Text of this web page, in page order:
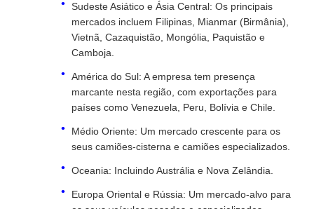
Sudeste Asiático e Ásia Central: Os principais
mercados incluem Filipinas, Mianmar (Birmânia),
Vietnã, Cazaquistão, Mongólia, Paquistão e
Camboja.
América do Sul: A empresa tem presença
marcante nesta região, com exportações para
países como Venezuela, Peru, Bolívia e Chile.
Médio Oriente: Um mercado crescente para os
seus camiões-cisterna e camiões especializados.
Oceania: Incluindo Austrália e Nova Zelândia.
Europa Oriental e Rússia: Um mercado-alvo para